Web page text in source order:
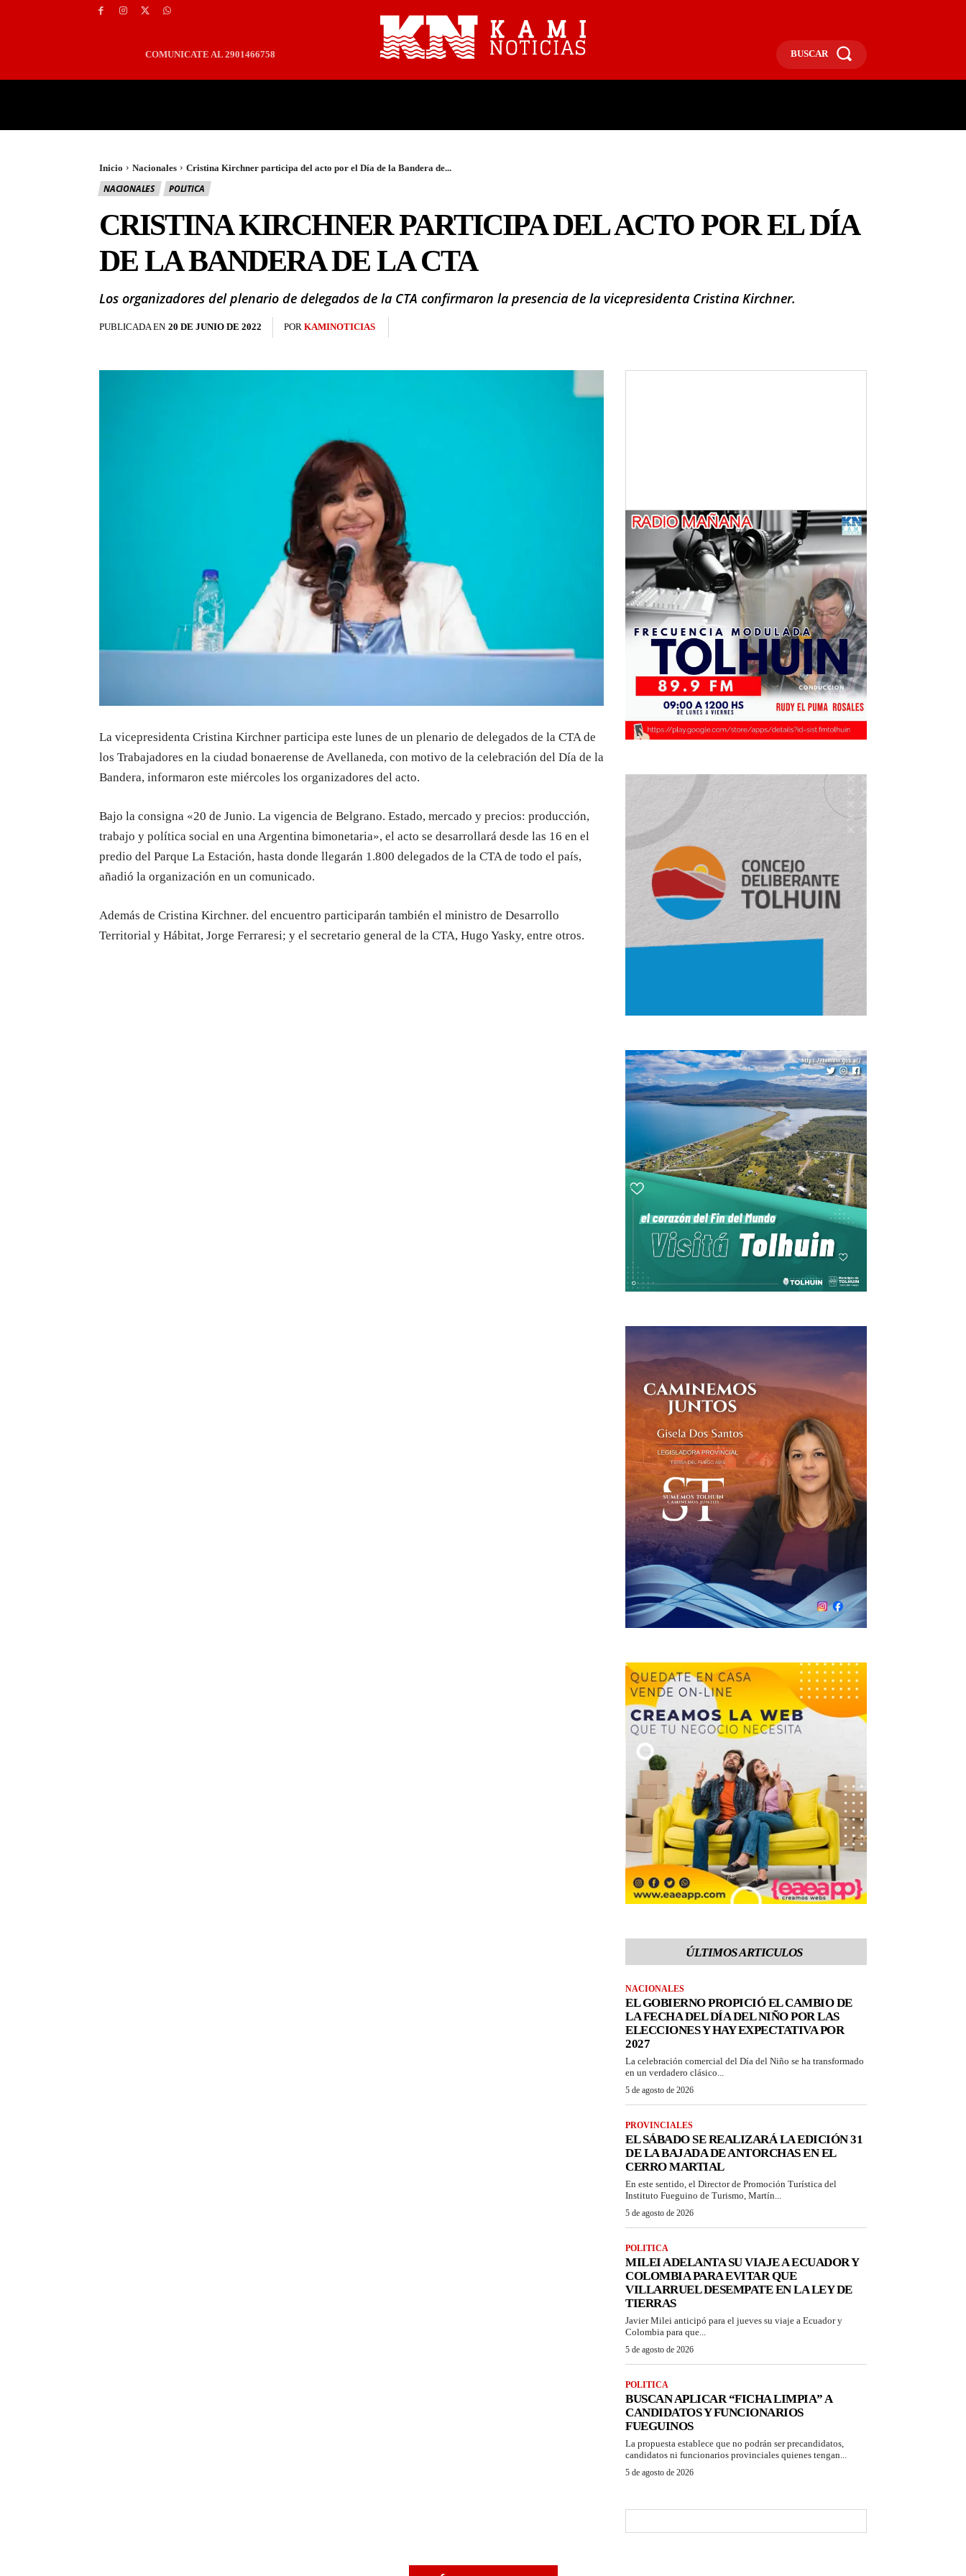
COMUNICATE AL 2901466758 BUSCAR
Inicio Nacionales Cristina Kirchner participa del acto por el Día de la Bandera de...
NACIONALES POLITICA
CRISTINA KIRCHNER PARTICIPA DEL ACTO POR EL DÍA
DE LA BANDERA DE LA CTA
Los organizadores del plenario de delegados de la CTA confirmaron la presencia de la vicepresidenta Cristina Kirchner.
PUBLICADA EN 20 DE JUNIO DE 2022 POR KAMINOTICIAS
La vicepresidenta Cristina Kirchner participa este lunes de un plenario de delegados de la CTA de
los Trabajadores en la ciudad bonaerense de Avellaneda, con motivo de la celebración del Día de la
Bandera, informaron este miércoles los organizadores del acto.
Bajo la consigna «20 de Junio. La vigencia de Belgrano. Estado, mercado y precios: producción,
trabajo y política social en una Argentina bimonetaria», el acto se desarrollará desde las 16 en el
predio del Parque La Estación, hasta donde llegarán 1.800 delegados de la CTA de todo el país,
añadió la organización en un comunicado.
Además de Cristina Kirchner. del encuentro participarán también el ministro de Desarrollo
Territorial y Hábitat, Jorge Ferraresi; y el secretario general de la CTA, Hugo Yasky, entre otros.
ÚLTIMOS ARTICULOS
NACIONALES
EL GOBIERNO PROPICIÓ EL CAMBIO DE
LA FECHA DEL DÍA DEL NIÑO POR LAS
ELECCIONES Y HAY EXPECTATIVA POR
2027
La celebración comercial del Día del Niño se ha transformado
en un verdadero clásico...
5 de agosto de 2026
PROVINCIALES
EL SÁBADO SE REALIZARÁ LA EDICIÓN 31
DE LA BAJADA DE ANTORCHAS EN EL
CERRO MARTIAL
En este sentido, el Director de Promoción Turística del
Instituto Fueguino de Turismo, Martín...
5 de agosto de 2026
POLITICA
MILEI ADELANTA SU VIAJE A ECUADOR Y
COLOMBIA PARA EVITAR QUE
VILLARRUEL DESEMPATE EN LA LEY DE
TIERRAS
Javier Milei anticipó para el jueves su viaje a Ecuador y
Colombia para que...
5 de agosto de 2026
POLITICA
BUSCAN APLICAR “FICHA LIMPIA” A
CANDIDATOS Y FUNCIONARIOS
FUEGUINOS
La propuesta establece que no podrán ser precandidatos,
candidatos ni funcionarios provinciales quienes tengan...
5 de agosto de 2026